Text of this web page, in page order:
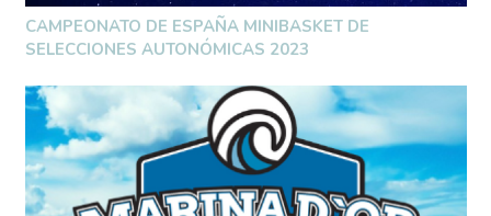
CAMPEONATO DE ESPAÑA MINIBASKET DE
SELECCIONES AUTONÓMICAS 2023